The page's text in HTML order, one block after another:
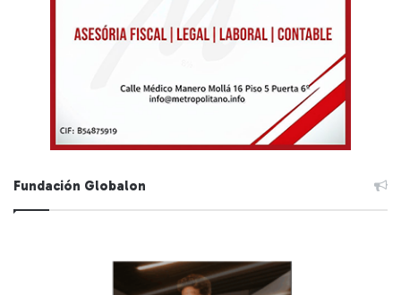
Fundación Globalon